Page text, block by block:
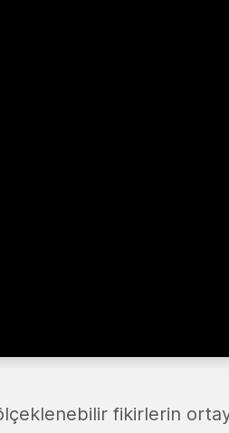
fikirlerin